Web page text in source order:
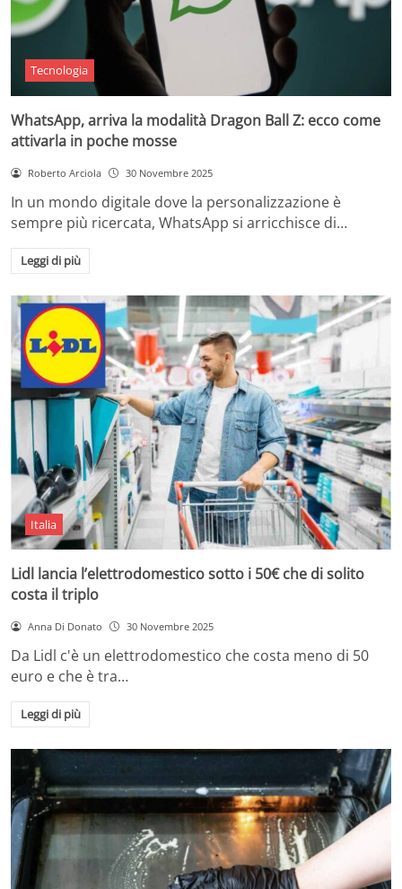
Tecnologia
WhatsApp, arriva la modalità Dragon Ball Z: ecco come
attivarla in poche mosse
Roberto Arciola 30 Novembre 2025
In un mondo digitale dove la personalizzazione è
sempre più ricercata, WhatsApp si arricchisce di…
Leggi di più
Italia
Lidl lancia l’elettrodomestico sotto i 50€ che di solito
costa il triplo
Anna Di Donato 30 Novembre 2025
Da Lidl c'è un elettrodomestico che costa meno di 50
euro e che è tra…
Leggi di più